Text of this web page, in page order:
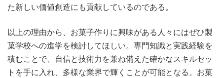
た新しい価値創造にも貢献しているのである。
以上の理由から、お菓子作りに興味がある人々にはぜひ製
菓学校への進学を検討してほしい。専門知識と実践経験を
積むことで、自信と技術力を兼ね備えた確かなスキルセッ
トを手に入れ、多様な業界で輝くことが可能となる。お菓